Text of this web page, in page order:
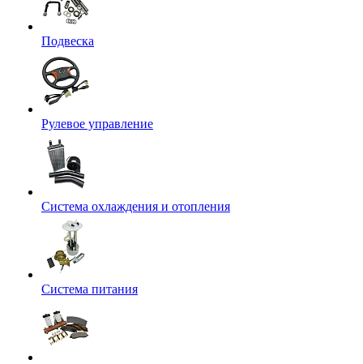
Подвеска
Рулевое управление
Система охлаждения и отопления
Система питания